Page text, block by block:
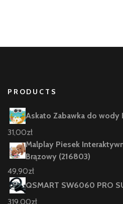
PRODUCTS
Askato Zabawka do wody
31,00zł
Malplay Piesek
Brązowy (216803)
49,90zł
QSMART SW6060 PRO
319,00zł